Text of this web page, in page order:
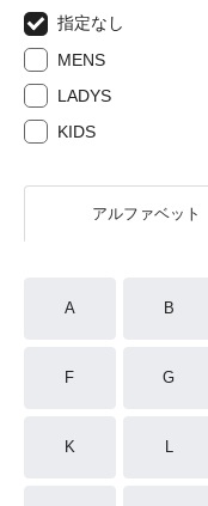
指定なし
MENS
LADYS
KIDS
アルファベット
A B
F G
K L